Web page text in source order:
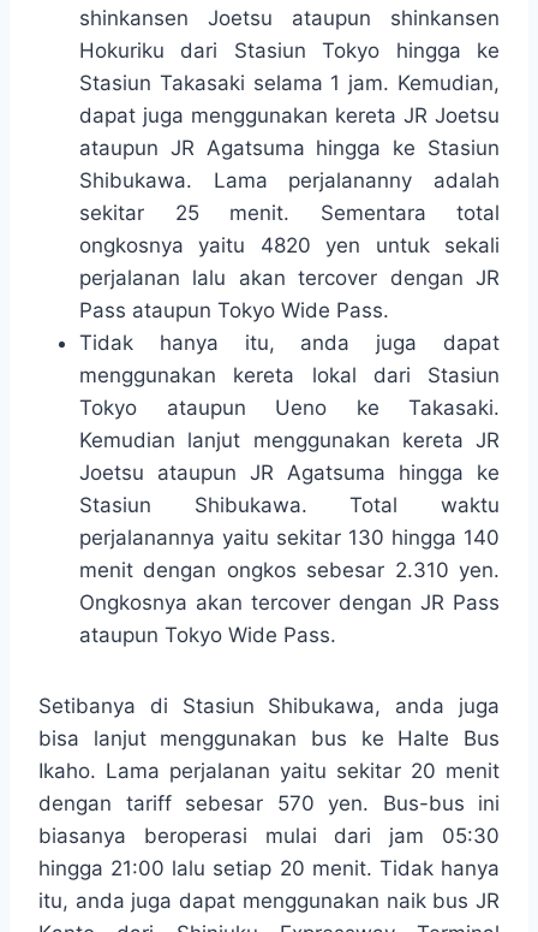
shinkansen Joetsu ataupun shinkansen
Hokuriku dari Stasiun Tokyo hingga ke
Stasiun Takasaki selama 1 jam. Kemudian,
dapat juga menggunakan kereta JR Joetsu
ataupun JR Agatsuma hingga ke Stasiun
Shibukawa. Lama perjalananny adalah
sekitar 25 menit. Sementara total
ongkosnya yaitu 4820 yen untuk sekali
perjalanan lalu akan tercover dengan JR
Pass ataupun Tokyo Wide Pass.
Tidak hanya itu, anda juga dapat
menggunakan kereta lokal dari Stasiun
Tokyo ataupun Ueno ke Takasaki.
Kemudian lanjut menggunakan kereta JR
Joetsu ataupun JR Agatsuma hingga ke
Stasiun Shibukawa. Total waktu
perjalanannya yaitu sekitar 130 hingga 140
menit dengan ongkos sebesar 2.310 yen.
Ongkosnya akan tercover dengan JR Pass
ataupun Tokyo Wide Pass.
Setibanya di Stasiun Shibukawa, anda juga
bisa lanjut menggunakan bus ke Halte Bus
Ikaho. Lama perjalanan yaitu sekitar 20 menit
dengan tariff sebesar 570 yen. Bus-bus ini
biasanya beroperasi mulai dari jam 05:30
hingga 21:00 lalu setiap 20 menit. Tidak hanya
itu, anda juga dapat menggunakan naik bus JR